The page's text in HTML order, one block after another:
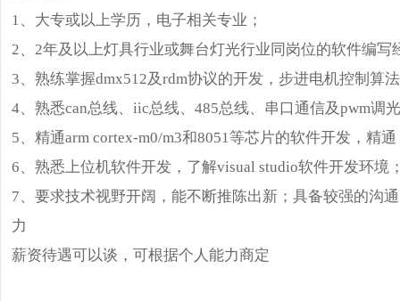
1、大专或以上学历，电子相关专业；
2、2年及以上灯具行业或舞台灯光行业同岗位的软件编写
3、熟练掌握dmx512及rdm协议的开发，步进电机控制算
4、熟悉can总线、iic总线、485总线、串口通信及pwm调
5、精通arm cortex-m0/m3和8051等芯片的软件开发，精
6、熟悉上位机软件开发，了解visual studio软件开发环境
7、要求技术视野开阔，能不断推陈出新；具备较强的沟
力
薪资待遇可以谈，可根据个人能力商定